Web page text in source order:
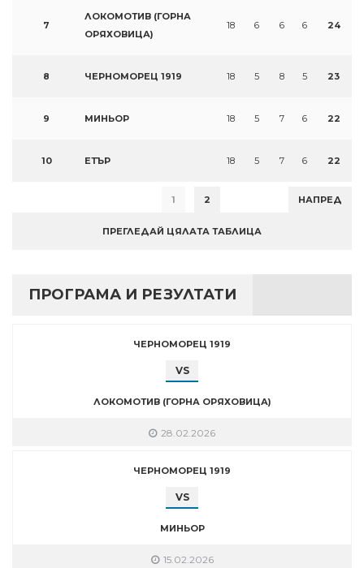
7
ЛОКОМОТИВ (ГОРНА
ОРЯХОВИЦА)
18 6 6 6 24
8 ЧЕРНОМОРЕЦ 1919 18 5 8 5 23
9 МИНЬОР 18 5 7 6 22
10 ЕТЪР 18 5 7 6 22
1 2 НАПРЕД
ПРЕГЛЕДАЙ ЦЯЛАТА ТАБЛИЦА
ПРОГРАМА И РЕЗУЛТАТИ
ЧЕРНОМОРЕЦ 1919
VS
ЛОКОМОТИВ (ГОРНА ОРЯХОВИЦА)
28.02.2026
ЧЕРНОМОРЕЦ 1919
VS
МИНЬОР
15.02.2026